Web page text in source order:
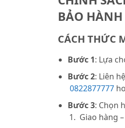
BẢO HÀNH
CÁCH THỨC
Bước 1: Lựa
Bước 2: Liên
0822877777
Bước 3: Chọn
Giao hàng